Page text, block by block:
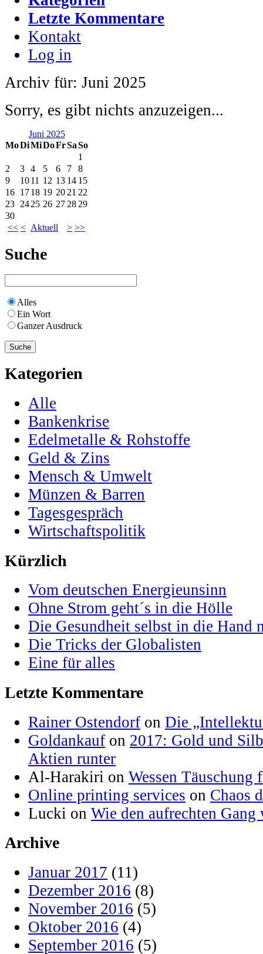
Letzte Kommentare
Kontakt
Log in
Archiv für: Juni 2025
Sorry, es gibt nichts anzuzeigen...
Juni 2025
MoDiMiDoFrSaSo
<< < Aktuell > >>
1
2
3 4 5 6 7
8
9
1011 12 13 14 15
16 1718 19 20 21 22
23 2425 26 27 28 29
30
Suche
Alles
Ein Wort
Ganzer Ausdruck
Kategorien
Alle
Bankenkrise
Edelmetalle & Rohstoffe
Geld & Zins
Mensch & Umwelt
Münzen & Barren
Tagesgespräch
Wirtschaftspolitik
Kürzlich
Vom deutschen Energieunsinn
Ohne Strom geht´s in die Hölle
Die Gesundheit selbst in die Hand
Die Tricks der Globalisten
Eine für alles
Letzte Kommentare
Rainer Ostendorf on Die
Goldankauf on 2017: Gold und
Aktien runter
Al-Harakiri on Wessen
Online printing services on Chaos
Lucki on Wie den aufrechten
Archive
Januar 2017 (11)
Dezember 2016 (8)
November 2016 (5)
Oktober 2016 (4)
September 2016 (5)